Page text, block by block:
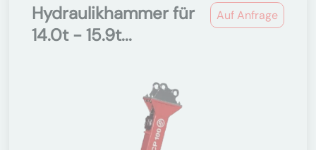
Auf Anfrage
Hydraulikhammer für
14.0t - 15.9t...